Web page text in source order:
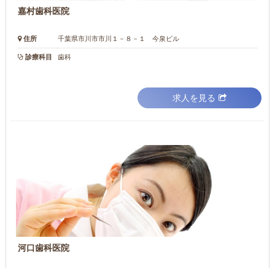
嘉村歯科医院
住所 千葉県市川市市川１－８－１ 今泉ビル
診療科目 歯科
求人を見る
河口歯科医院